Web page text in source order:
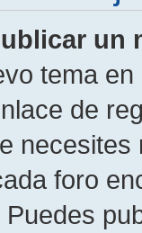
un
tema
de
foro